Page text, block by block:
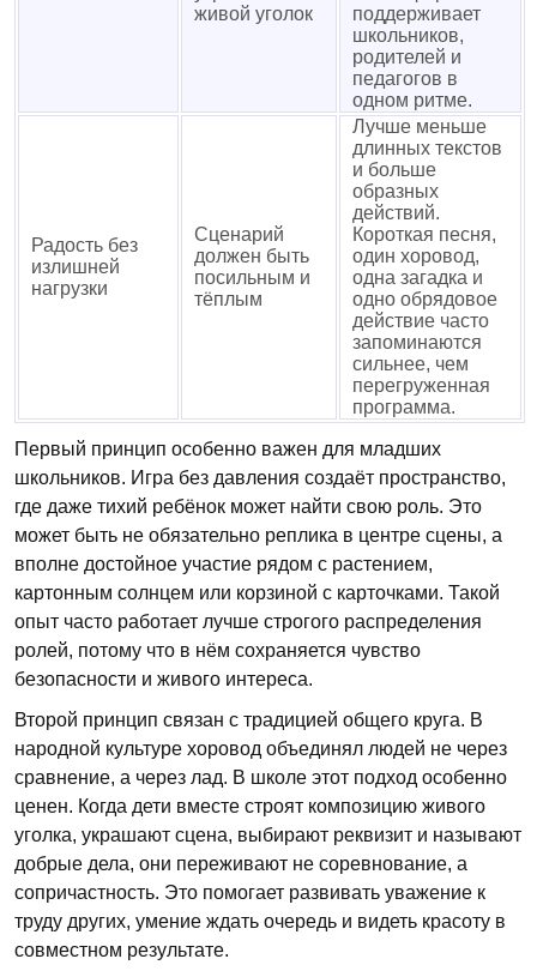
живой уголок
поддерживает
школьников,
родителей и
педагогов в
одном ритме.
Радость без
излишней
нагрузки
Сценарий
должен быть
посильным и
тёплым
Лучше меньше
длинных текстов
и больше
образных
действий.
Короткая песня,
один хоровод,
одна загадка и
одно обрядовое
действие часто
запоминаются
сильнее, чем
перегруженная
программа.
Первый принцип особенно важен для младших
школьников. Игра без давления создаёт пространство,
где даже тихий ребёнок может найти свою роль. Это
может быть не обязательно реплика в центре сцены, а
вполне достойное участие рядом с растением,
картонным солнцем или корзиной с карточками. Такой
опыт часто работает лучше строгого распределения
ролей, потому что в нём сохраняется чувство
безопасности и живого интереса.
Второй принцип связан с традицией общего круга. В
народной культуре хоровод объединял людей не через
сравнение, а через лад. В школе этот подход особенно
ценен. Когда дети вместе строят композицию живого
уголка, украшают сцена, выбирают реквизит и называют
добрые дела, они переживают не соревнование, а
сопричастность. Это помогает развивать уважение к
труду других, умение ждать очередь и видеть красоту в
совместном результате.